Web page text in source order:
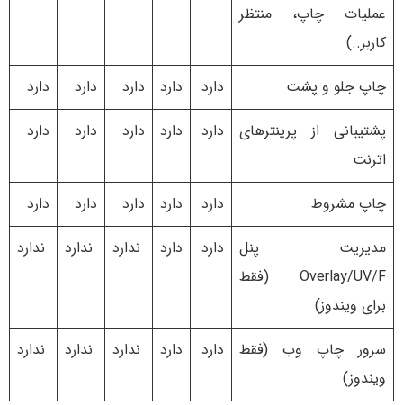
عملیات چاپ، منتظر
کاربر..)
چاپ جلو و پشت دارد دارد دارد دارد
دارد
پشتیبانی از پرینترهای
اترنت
دارد دارد دارد دارد دارد
چاپ مشروط دارد دارد دارد دارد
دارد
مدیریت پنل
Overlay/UV/F (فقط
برای ویندوز)
دارد دارد ندارد ندارد ندارد
سرور چاپ وب (فقط
ویندوز)
دارد دارد ندارد ندارد ندارد